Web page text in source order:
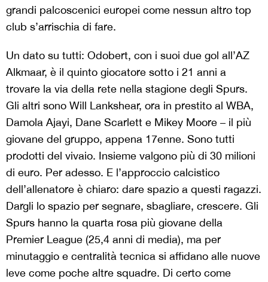
grandi palcoscenici europei come nessun altro top
club s’arrischia di fare.
Un dato su tutti: Odobert, con i suoi due gol all’AZ
Alkmaar, è il quinto giocatore sotto i 21 anni a
trovare la via della rete nella stagione degli Spurs.
Gli altri sono Will Lankshear, ora in prestito al WBA,
Damola Ajayi, Dane Scarlett e Mikey Moore – il più
giovane del gruppo, appena 17enne. Sono tutti
prodotti del vivaio. Insieme valgono più di 30 milioni
di euro. Per adesso. E l’approccio calcistico
dell’allenatore è chiaro: dare spazio a questi ragazzi.
Dargli lo spazio per segnare, sbagliare, crescere. Gli
Spurs hanno la quarta rosa più giovane della
Premier League (25,4 anni di media), ma per
minutaggio e centralità tecnica si affidano alle nuove
leve come poche altre squadre. Di certo come